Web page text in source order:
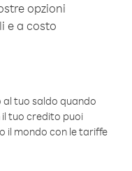
opzioni
e a costo
al tuo saldo quando
tuo credito puoi
il mondo con le tariffe